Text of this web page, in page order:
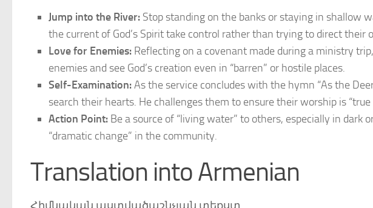
Jump into the River: Stop standing on the banks or staying in shallow
the current of God’s Spirit take control rather than trying to direct their
Love for Enemies: Reflecting on a covenant made during a ministry
enemies and see God’s creation even in “barren” or hostile places.
Self-Examination:As the service concludes with the hymn “As the
search their hearts. He challenges them to ensure their worship is
Action Point: Be a source of “living water” to others, especially in dark
“dramatic change” in the community.
Translation into Armenian